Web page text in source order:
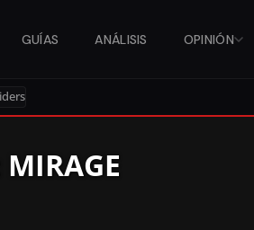
GUÍAS ANÁLISIS OPINIÓN
MIRAGE